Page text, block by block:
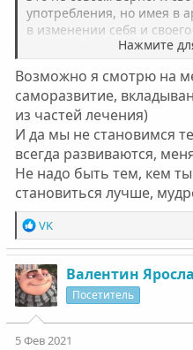
употребления, но имея в
в изменении себя и
дальше применим чтобы
Например от
настолько сильного врага
и уверенность в успехе,
дальше, привести к
видеть, и мотивация это
Ну то есть наркотики из
образовалось пустое
пустое место то, что
нибудь само.
Короче говоря, никому в
через зависимость, но
и не поехал кукухой — то
осознанности.
Нажмите
Возможно я смотрю на
саморазвитие,
из частей лечения)
И да мы не становимся
всегда развиваются,
Не надо быть тем, кем
становиться лучше,
Р
е
а
к
ц
и
и
:
VK
Валентин
Посетитель
5 Фев 2021